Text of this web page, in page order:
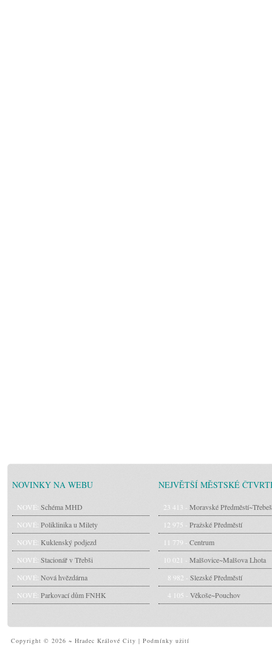
NOVINKY NA WEBU
NOVÉ: Schéma MHD
NOVÉ: Poliklinika u Milety
NOVÉ: Kuklenský podjezd
NOVÉ: Stacionář v Třebši
NOVÉ: Nová hvězdárna
NOVÉ: Parkovací dům FNHK
NEJVĚTŠÍ MĚSTSKÉ
23 413 - Moravské Předměstí~Třebeš
12 975 - Pražské Předměstí
11 779 - Centrum
10 021 - Malšovice~Malšova Lhota
8 982 - Slezské Předměstí
4 105 - Věkoše~Pouchov
Copyright © 2026 ~ Hradec Králové City | Podmínky užití